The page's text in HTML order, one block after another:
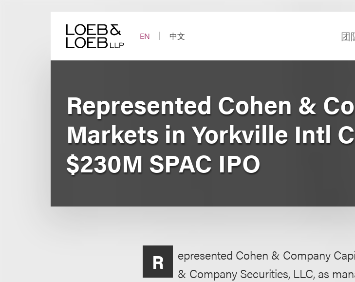
EN
中文 团
Represented Cohen &
Markets in Yorkville Intl
$230M SPAC IPO
R
epresented Cohen & Company
& Company Securities, LLC, as